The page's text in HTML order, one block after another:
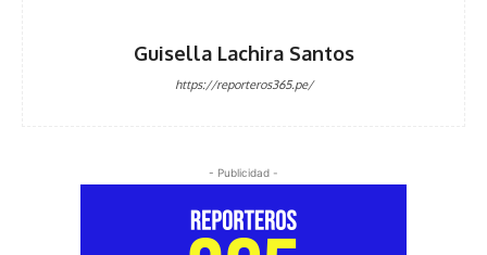
Guisella Lachira Santos
https://reporteros365.pe/
- Publicidad -